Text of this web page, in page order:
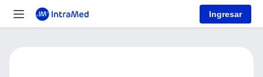
Ingresar